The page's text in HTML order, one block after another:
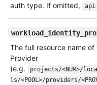
auth type. If omitted,
The full resource name
Provider
(e.g.
projects/<NUM>/
ls/<POOL>/providers/